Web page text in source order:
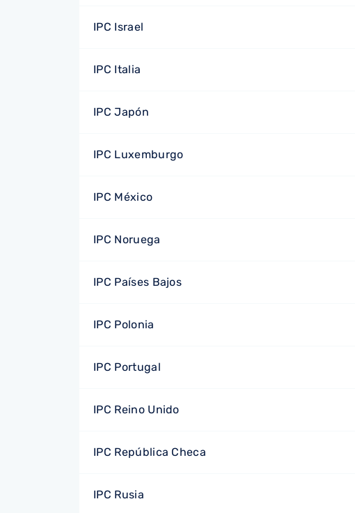
IPC Israel
IPC Italia
IPC Japón
IPC Luxemburgo
IPC México
IPC Noruega
IPC Países Bajos
IPC Polonia
IPC Portugal
IPC Reino Unido
IPC República Checa
IPC Rusia